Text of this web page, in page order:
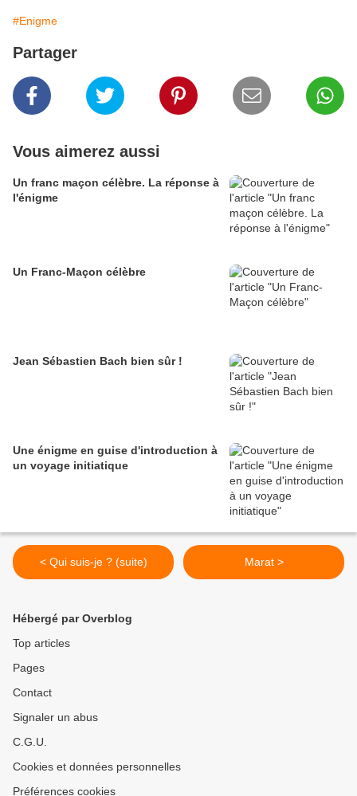
#Enigme
Partager
Vous aimerez aussi
Un franc maçon célèbre. La réponse à
l'énigme
Un Franc-Maçon célèbre
Jean Sébastien Bach bien sûr !
Une énigme en guise d'introduction à
un voyage initiatique
< Qui suis-je ? (suite) Marat >
Hébergé par Overblog
Top articles
Pages
Contact
Signaler un abus
C.G.U.
Cookies et données personnelles
Préférences cookies